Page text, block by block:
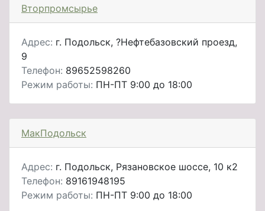
Вторпромсырье
Адрес: г. Подольск, ?Нефтебазовский проезд,
9
Телефон: 89652598260
Режим работы: ПН-ПТ 9:00 до 18:00
МакПодольск
Адрес: г. Подольск, Рязановское шоссе, 10 к2
Телефон: 89161948195
Режим работы: ПН-ПТ 9:00 до 18:00